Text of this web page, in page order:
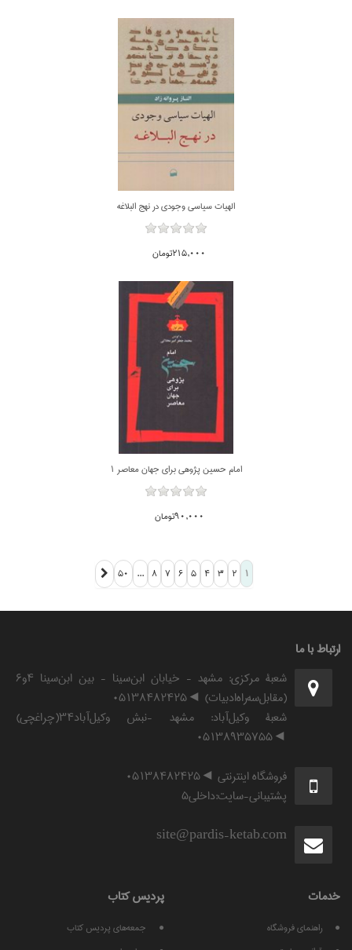
الهيات سياسي وجودي در نهج البلاغه
215,000تومان
امام حسين پژوهي براي جهان معاصر 1
90,000تومان
1
2
3
4
5
6
7
8
...
50
ارتباط با ما
شعبۀ مرکزی: مشهد - خیابان ابن‌سینا - بین ابن‌سینا ۴و۶
(مقابل‌سه‌راه‌ادبیات) ◄۰۵۱۳۸۴۸۲۴۲۵
شعبۀ وکیل‌آباد: مشهد -نبش وکیل‌آباد۳۴(چراغچی)
◄۰۵۱۳۸۹۳۵۷۵۵
فروشگاه اینترنتی ◄۰۵۱۳۸۴۸۲۴۲۵
پشتیبانی-سایت:داخلی۵
site@pardis-ketab.com
خدمات
راهنمای فروشگاه
پرديس كتاب
جمعه‌های پردیس کتاب